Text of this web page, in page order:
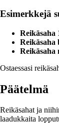
Esimerkkejä
Reikäsaha
Reikäsaha
Reikäsaha
Ostaessasi
Päätelmä
Reikäsahat ja
laadukkaita